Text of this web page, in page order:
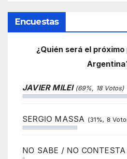
Encuestas
¿Quién será el
JAVIER MILEI (69%, 18 Votos)
SERGIO MASSA (31%, 8
NO SABE / NO CONTESTA